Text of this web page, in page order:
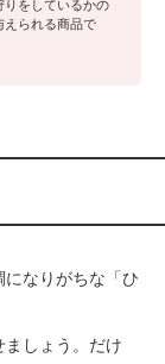
りをしているかの
えられる商品で
なりがちな「ひ
しょう。だけ